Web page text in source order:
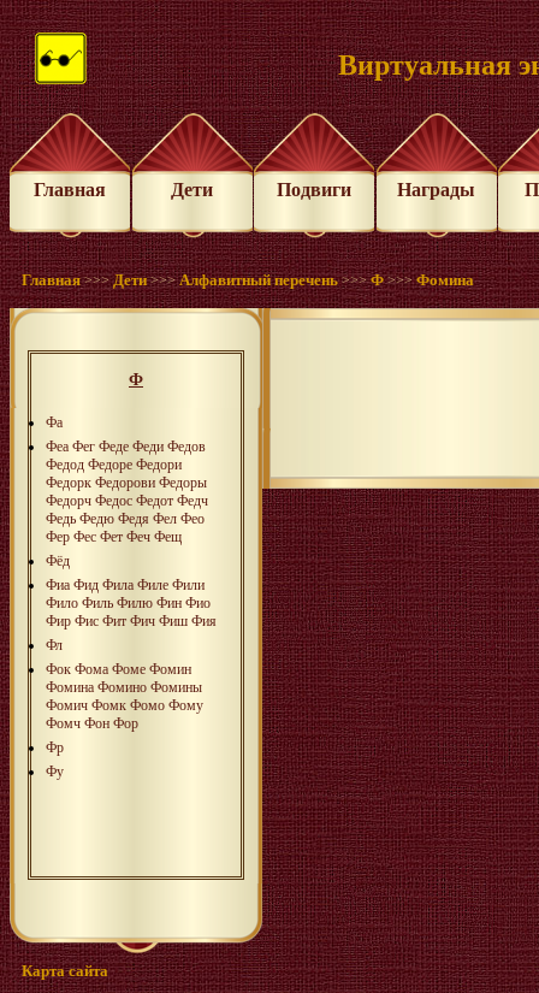
Виртуальная
Главная Дети Подвиги Награды
Главная >>>Дети >>>Алфавитный перечень >>>Ф >>>Фомина
Ф
Фа
Феа Фег Феде Феди Федов
Федод Федоре Федори
Федорк Федорови Федоры
Федорч Федос Федот Федч
Федь Федю Федя Фел Фео
Фер Фес Фет Феч Фещ
Фёд
Фиа Фид Фила Филе Фили
Фило Филь Филю Фин Фио
Фир Фис Фит Фич Фиш Фия
Фл
Фок Фома Фоме Фомин
Фомина Фомино Фомины
Фомич Фомк Фомо Фому
Фомч Фон Фор
Фр
Фу
Карта сайта